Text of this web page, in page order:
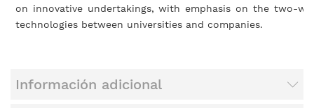
on innovative undertakings, with emphasis on the two-
technologies between universities and companies.
Información adicional